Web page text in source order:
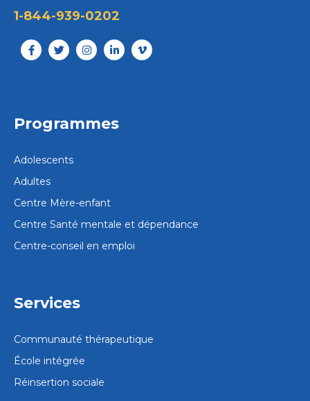
1-844-939-0202
Programmes
Adolescents
Adultes
Centre Mère-enfant
Centre Santé mentale et dépendance
Centre-conseil en emploi
Services
Communauté thérapeutique
École intégrée
Réinsertion sociale